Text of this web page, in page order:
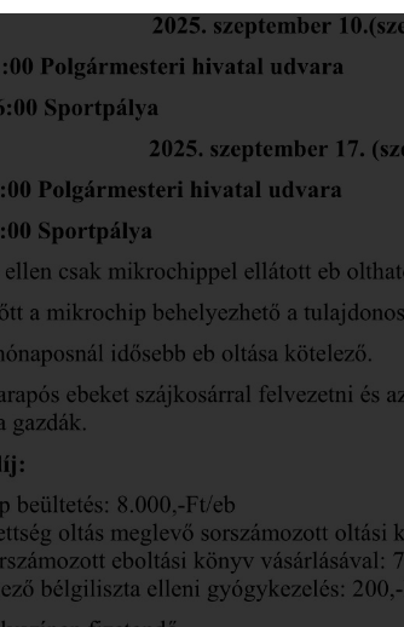
KERESKEDELMI
RENDEZÉSI TERV
HEP
HASZNÁLAT
VÁLASZTÁS 2019
ROMA NEMZETISÉGI